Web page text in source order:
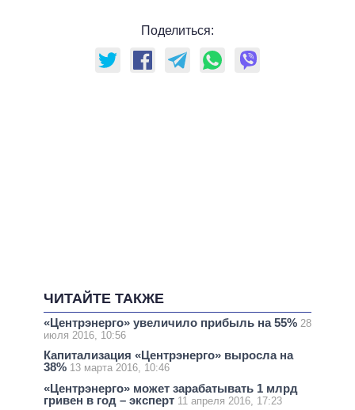
Поделиться:
ЧИТАЙТЕ ТАКЖЕ
«Центрэнерго» увеличило прибыль на 55% 28
июля 2016, 10:56
Капитализация «Центрэнерго» выросла на
38% 13 марта 2016, 10:46
«Центрэнерго» может зарабатывать 1 млрд
гривен в год – эксперт 11 апреля 2016, 17:23